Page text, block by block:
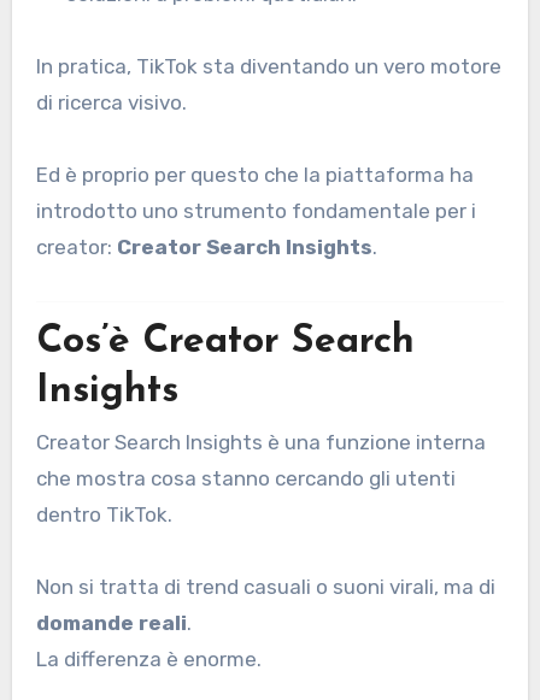
In pratica, TikTok sta diventando un vero motore
di ricerca visivo.
Ed è proprio per questo che la piattaforma ha
introdotto uno strumento fondamentale per i
creator: Creator Search Insights.
Cos’è Creator Search
Insights
Creator Search Insights è una funzione interna
che mostra cosa stanno cercando gli utenti
dentro TikTok.
Non si tratta di trend casuali o suoni virali, ma di
domande reali.
La differenza è enorme.